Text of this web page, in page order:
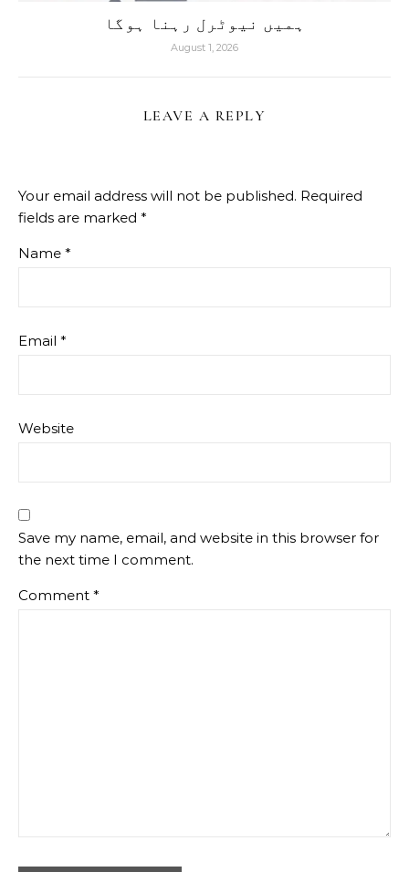
ہمیں نیوٹرل رہنا ہوگا
August 1, 2026
LEAVE A REPLY
Your email address will not be published. Required
fields are marked *
Name *
Email *
Website
Save my name, email, and website in this browser for
the next time I comment.
Comment *